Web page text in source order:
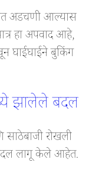
अडचणी आल्यास
हा अपवाद आहे,
घाईघाईने बुकिंग
झालेले बदल
साठेबाजी रोखली
बदल लागू केले आहेत.